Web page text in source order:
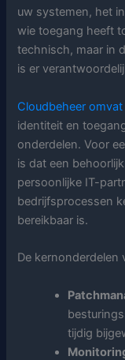
uw systemen, het
wie toegang heeft
technisch, maar in
is er
Cloudbeheer omvat
identiteit en
onderdelen. Voor
is dat een
persoonlijke IT-
bedrijfsprocessen
bereikbaar is.
De kernonderdelen
tijdig